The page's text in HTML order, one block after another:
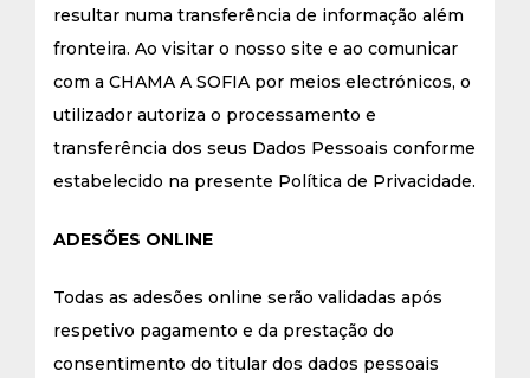
resultar numa transferência de informação além
fronteira. Ao visitar o nosso site e ao comunicar
com a CHAMA A SOFIA por meios electrónicos, o
utilizador autoriza o processamento e
transferência dos seus Dados Pessoais conforme
estabelecido na presente Política de Privacidade.
ADESÕES ONLINE
Todas as adesões online serão validadas após
respetivo pagamento e da prestação do
consentimento do titular dos dados pessoais